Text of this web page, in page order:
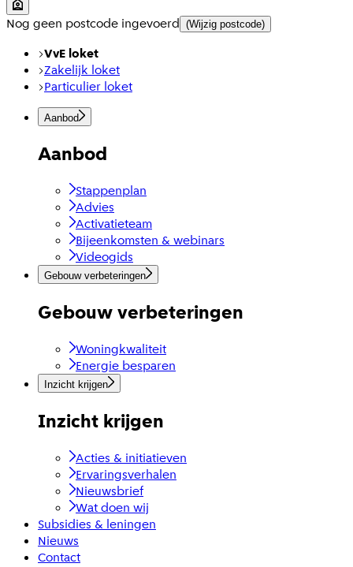
Nog geen postcode ingevoerd (Wijzig postcode)
VvE loket
Zakelijk loket
Particulier loket
Aanbod
Aanbod
Stappenplan
Advies
Activatieteam
Bijeenkomsten & webinars
Videogids
Gebouw verbeteringen
Gebouw verbeteringen
Woningkwaliteit
Energie besparen
Inzicht krijgen
Inzicht krijgen
Acties & initiatieven
Ervaringsverhalen
Nieuwsbrief
Wat doen wij
Subsidies & leningen
Nieuws
Contact